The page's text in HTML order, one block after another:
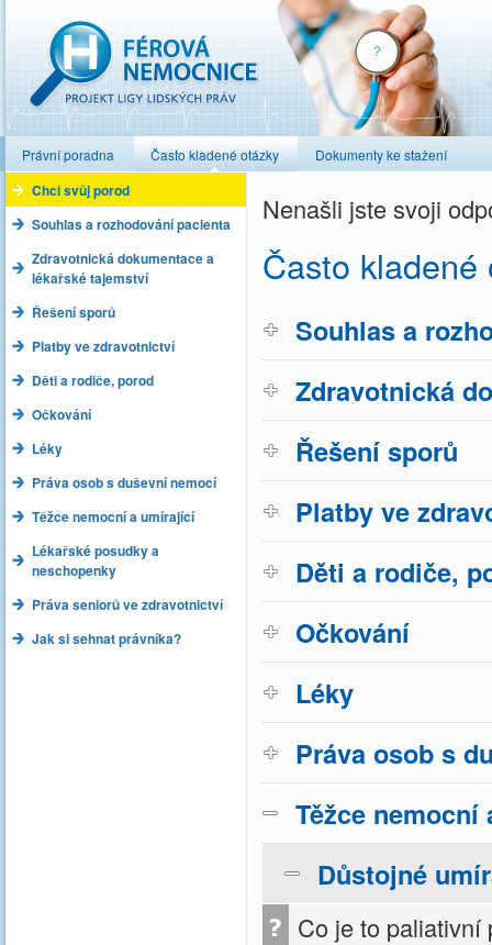
Právní poradna Často kladené otázky Dokumenty ke stažení
Chci svůj porod
Souhlas a rozhodování pacienta
Zdravotnická dokumentace a
lékařské tajemství
Řešení sporů
Platby ve zdravotnictví
Děti a rodiče, porod
Očkování
Léky
Práva osob s duševní nemocí
Těžce nemocní a umírající
Lékařské posudky a
neschopenky
Práva seniorů ve zdravotnictví
Jak si sehnat právníka?
Nenašli jste svoji
Často kladené
Souhlas a
Zdravotnická
Řešení sporů
Platby ve
Děti a rodiče,
Očkování
Léky
Práva osob s
Těžce
Důstojné
Co je to paliativní